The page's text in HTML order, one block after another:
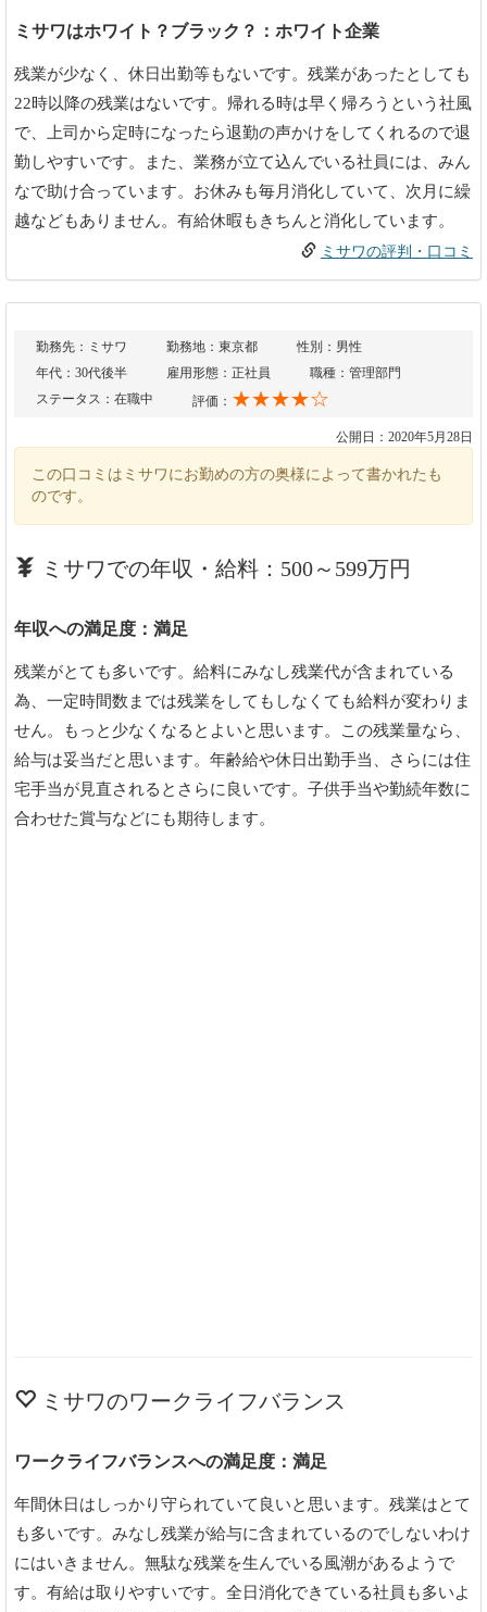
ミサワはホワイト？ブラック？：ホワイト企業
残業が少なく、休日出勤等もないです。残業があったとしても
22時以降の残業はないです。帰れる時は早く帰ろうという社風
で、上司から定時になったら退勤の声かけをしてくれるので退
勤しやすいです。また、業務が立て込んでいる社員には、みん
なで助け合っています。お休みも毎月消化していて、次月に繰
越などもありません。有給休暇もきちんと消化しています。
ミサワの評判・口コミ
勤務先：ミサワ 勤務地：東京都
性別：男性
年代：30代後半
雇用形態：正社員
職種：管理部門
ステータス：在職中
評価： ★★★★☆
公開日：2020年5月28日
この口コミはミサワにお勤めの方の奥様によって書かれたも
のです。
ミサワでの年収・給料：500～599万円
年収への満足度：満足
残業がとても多いです。給料にみなし残業代が含まれている
為、一定時間数までは残業をしてもしなくても給料が変わりま
せん。もっと少なくなるとよいと思います。この残業量なら、
給与は妥当だと思います。年齢給や休日出勤手当、さらには住
宅手当が見直されるとさらに良いです。子供手当や勤続年数に
合わせた賞与などにも期待します。
ミサワのワークライフバランス
ワークライフバランスへの満足度：満足
年間休日はしっかり守られていて良いと思います。残業はとて
も多いです。みなし残業が給与に含まれているのでしないわけ
にはいきません。無駄な残業を生んでいる風潮があるようで
す。有給は取りやすいです。全日消化できている社員も多いよ